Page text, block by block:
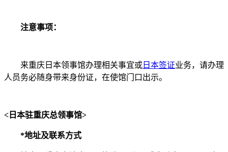
注意事项：
来重庆日本领事馆办理相关事宜或 日本签证业务，请办理
人员务必随身带来身份证，在使馆门口出示。
<日本驻重庆总领事馆>
*地址及联系方式